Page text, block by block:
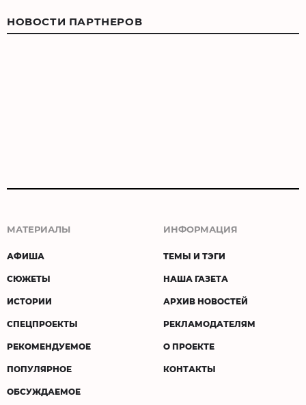
НОВОСТИ ПАРТНЕРОВ
МАТЕРИАЛЫ
АФИША
СЮЖЕТЫ
ИСТОРИИ
СПЕЦПРОЕКТЫ
РЕКОМЕНДУЕМОЕ
ПОПУЛЯРНОЕ
ОБСУЖДАЕМОЕ
ИНФОРМАЦИЯ
ТЕМЫ И ТЭГИ
НАША ГАЗЕТА
АРХИВ НОВОСТЕЙ
РЕКЛАМОДАТЕЛЯМ
О ПРОЕКТЕ
КОНТАКТЫ